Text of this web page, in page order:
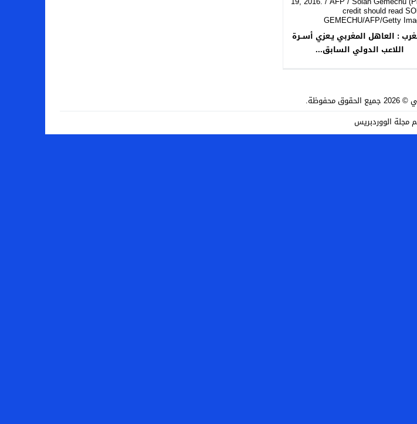
: العاهل المغربي يـعزي أســرة
اللاعب الدولي السابق...
© 2026 جميع الحقوق محفوظة.
مجلة الووردبريس